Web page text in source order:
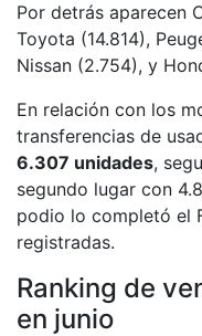
Por detrás aparecen
Toyota (14.814),
Nissan (2.754), y
En relación con los
transferencias de
6.307 unidades,
segundo lugar con
podio lo completó el
registradas.
Ranking de
en junio